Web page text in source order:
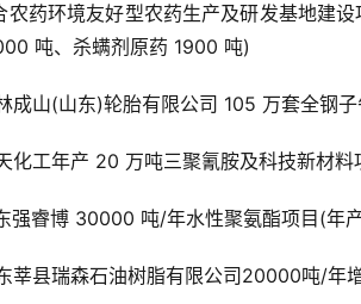
农药环境友好型农药生产及研发基地建
吨、杀螨剂原药 1900 吨)
成山(山东)轮胎有限公司 105 万套全钢
化工年产 20 万吨三聚氰胺及科技新材
强睿博 30000 吨/年水性聚氨酯项目(年
莘县瑞森石油树脂有限公司20000吨/年